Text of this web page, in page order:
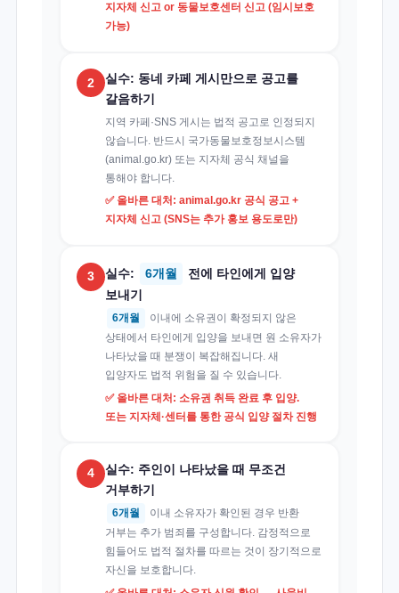
지자체 신고 or 동물보호센터 신고 (임시보호
가능)
2
실수: 동네 카페 게시만으로 공고를
갈음하기
지역 카페·SNS 게시는 법적 공고로 인정되지
않습니다. 반드시 국가동물보호정보시스템
(animal.go.kr) 또는 지자체 공식 채널을
통해야 합니다.
✅ 올바른 대처: animal.go.kr 공식 공고 +
지자체 신고 (SNS는 추가 홍보 용도로만)
3 실수: 6개월
전에 타인에게 입양
보내기
6개월
이내에 소유권이 확정되지 않은
상태에서 타인에게 입양을 보내면 원 소유자가
나타났을 때 분쟁이 복잡해집니다. 새
입양자도 법적 위험을 질 수 있습니다.
✅ 올바른 대처: 소유권 취득 완료 후 입양.
또는 지자체·센터를 통한 공식 입양 절차 진행
4
실수: 주인이 나타났을 때 무조건
거부하기
6개월
이내 소유자가 확인된 경우 반환
거부는 추가 범죄를 구성합니다. 감정적으로
힘들어도 법적 절차를 따르는 것이 장기적으로
자신을 보호합니다.